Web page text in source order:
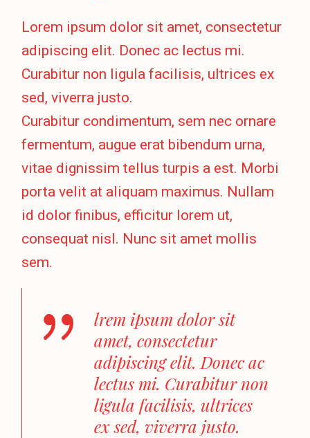
Lorem ipsum dolor sit amet, consectetur
adipiscing elit. Donec ac lectus mi.
Curabitur non ligula facilisis, ultrices ex
sed, viverra justo.
Curabitur condimentum, sem nec ornare
fermentum, augue erat bibendum urna,
vitae dignissim tellus turpis a est. Morbi
porta velit at aliquam maximus. Nullam
id dolor finibus, efficitur lorem ut,
consequat nisl. Nunc sit amet mollis
sem.
lrem ipsum dolor sit
amet, consectetur
adipiscing elit. Donec ac
lectus mi. Curabitur non
ligula facilisis, ultrices
ex sed, viverra justo.